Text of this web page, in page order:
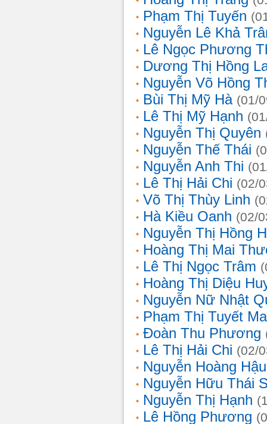
Phạm Thị Tuyến
Nguyễn Lê Khả
Lê Ngọc Phương
Dương Thị Hồng
Nguyễn Võ Hồng
Bùi Thị Mỹ Hà (01/
Lê Thị Mỹ Hạnh
Nguyễn Thị Quyên
Nguyễn Thế Thái
Nguyễn Anh Thi
Lê Thị Hải Chi (02/
Võ Thị Thùy Linh
Hà Kiều Oanh (02/
Nguyễn Thị Hồng
Hoàng Thị Mai
Lê Thị Ngọc Trâm
Hoàng Thị Diệu
Nguyễn Nữ Nhật
Phạm Thị Tuyết
Đoàn Thu Phương
Lê Thị Hải Chi (02/
Nguyễn Hoàng Hậu
Nguyễn Hữu Thái
Nguyễn Thị Hạnh
Lê Hồng Phương